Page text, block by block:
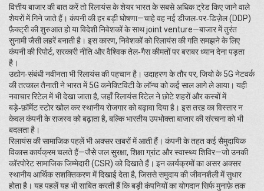
वित्तीय बाजार की बात करें तो रिलायंस के शेयर भारत के सबसे अधिक ट्रेड किए जाने वाले
शेयरों में गिने जाते हैं। कंपनी की हर बड़ी घोषणा—चाहे वह नई डीजल‑पर‑डिज़ेल (DDP)
फ़ैक्ट्री की शुरुआत हो या विदेशी निवेशकों के साथ joint venture—बाजार में तुरंत
सुनामी जैसी लहरें बनाती है। इस कारण, निवेशकों को रिलायंस की गति समझने के लिए
कंपनी की रिपोर्ट, सरकारी नीति और वैश्विक तेल‑गैस कीमतों पर बराबर ध्यान देना पड़ता
है।
उद्योग‑संबंधी नवीनता भी रिलायंस की पहचान है। उदाहरण के तौर पर, जियो के 5G नेटवर्क
की तत्काल तैनाती ने भारत में 5G कनेक्टिविटी के लॉन्च को कई साल आगे ले आया। यही
नवाचार रिटेल में भी देखा जाता है, जहाँ रिलायंस रिटेल ने छोटे शहरों और कस्बों में
बड़े‑फ़ॉर्मेट स्टोर खोल कर स्थानीय रोजगार को बढ़ावा दिया है। इस तरह का विस्तार न
केवल कंपनी के राजस्व को बढ़ाता है, बल्कि भारतीय उपभोक्ता बाजार की संरचना को भी
बदलता है।
रिलायंस की सामाजिक पहलें भी अक्सर खबरों में आती हैं। कंपनी के तहत कई सैमुदायिक
विकास कार्यक्रम चलते हैं—जैसे जल सुरक्षा, शिक्षा ग्रांट और स्वास्थ्य शिविर—जो उनकी
कॉरपोरेट सामाजिक जिम्मेदारी (CSR) को दिखाते हैं। इन कार्यक्रमों का असर अक्सर
स्थानीय आर्थिक सशक्तिकरण में दिखाई देता है, जिससे समुदाय की जीवनशैली में सुधार
होता है। यह पहलें यह भी साबित करती हैं कि बड़ी कंपनियों का योगदान सिर्फ मुनाफ़े तक